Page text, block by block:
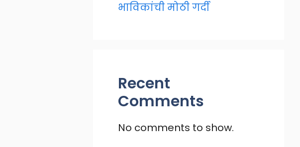
भाविकांची मोठी गर्दी
Recent
Comments
No comments to show.